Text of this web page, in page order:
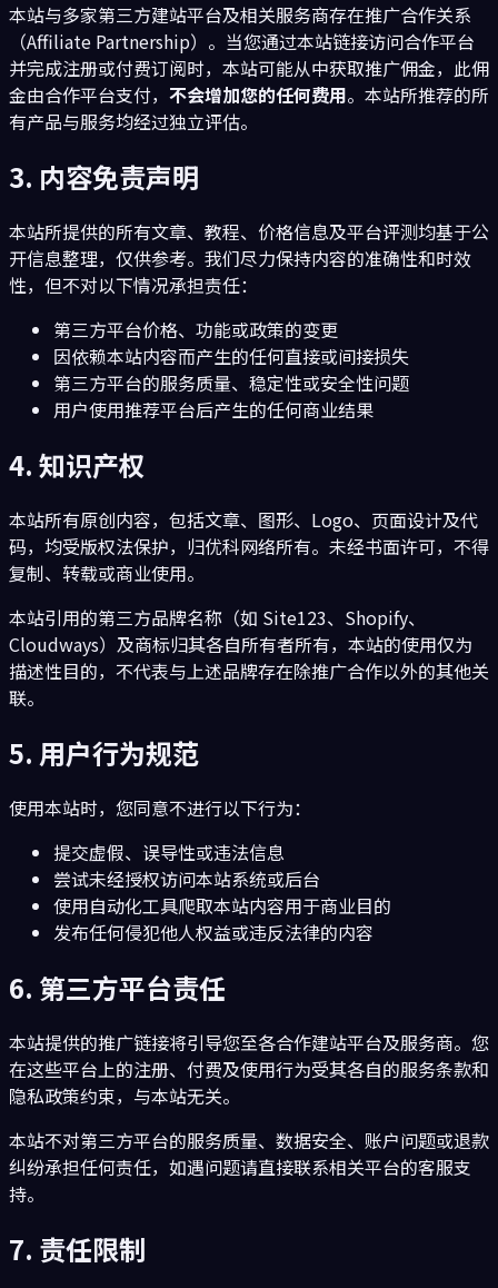
本站与多家第三方建站平台及相关服务商存在推广合作关系
（Affiliate Partnership）。当您通过本站链接访问合作平台
并完成注册或付费订阅时，本站可能从中获取推广佣金，此佣
金由合作平台支付， 不会增加您的任何费用。本站所推荐的所
有产品与服务均经过独立评估。
3. 内容免责声明
本站所提供的所有文章、教程、价格信息及平台评测均基于公
开信息整理，仅供参考。我们尽力保持内容的准确性和时效
性，但不对以下情况承担责任：
第三方平台价格、功能或政策的变更
因依赖本站内容而产生的任何直接或间接损失
第三方平台的服务质量、稳定性或安全性问题
用户使用推荐平台后产生的任何商业结果
4. 知识产权
本站所有原创内容，包括文章、图形、Logo、页面设计及代
码，均受版权法保护，归优科网络所有。未经书面许可，不得
复制、转载或商业使用。
本站引用的第三方品牌名称（如 Site123、Shopify、
Cloudways）及商标归其各自所有者所有，本站的使用仅为
描述性目的，不代表与上述品牌存在除推广合作以外的其他关
联。
5. 用户行为规范
使用本站时，您同意不进行以下行为：
提交虚假、误导性或违法信息
尝试未经授权访问本站系统或后台
使用自动化工具爬取本站内容用于商业目的
发布任何侵犯他人权益或违反法律的内容
6. 第三方平台责任
本站提供的推广链接将引导您至各合作建站平台及服务商。您
在这些平台上的注册、付费及使用行为受其各自的服务条款和
隐私政策约束，与本站无关。
本站不对第三方平台的服务质量、数据安全、账户问题或退款
纠纷承担任何责任，如遇问题请直接联系相关平台的客服支
持。
7. 责任限制